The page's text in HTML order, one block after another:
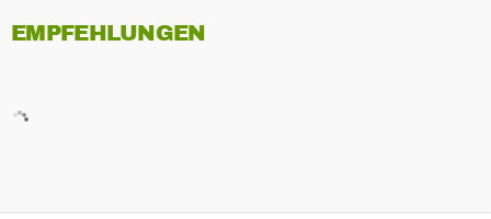
EMPFEHLUNGEN